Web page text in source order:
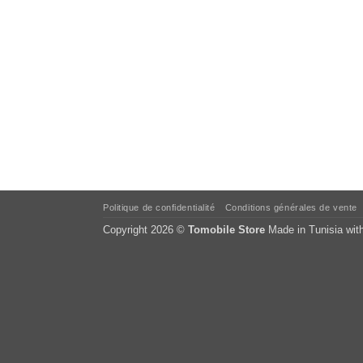
Politique de confidentialité Conditions générales de vente
Copyright 2026 © Tomobile Store Made in Tunisia